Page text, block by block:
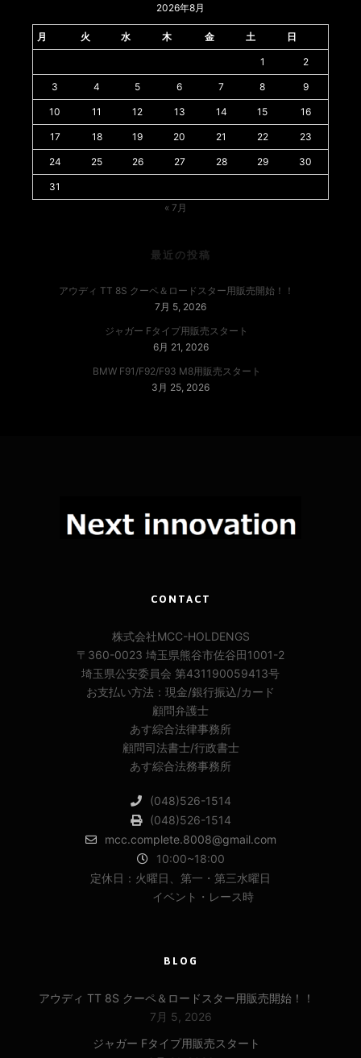
2026年8月
月 火 水 木 金 土 日
1 2
3 4 5 6 7 8 9
10 11 12 13 14 15 16
17 18 19 20 21 22 23
24 25 26 27 28 29 30
31
« 7月
最近の投稿
アウディ TT 8S クーペ＆ロードスター用販売開始！！
7月 5, 2026
ジャガー Fタイプ用販売スタート
6月 21, 2026
BMW F91/F92/F93 M8用販売スタート
3月 25, 2026
CONTACT
株式会社MCC-HOLDENGS
〒360-0023 埼玉県熊谷市佐谷田1001-2
埼玉県公安委員会 第431190059413号
お支払い方法：現金/銀行振込/カード
顧問弁護士
あす綜合法律事務所
顧問司法書士/行政書士
あす綜合法務事務所
(048)526-1514
(048)526-1514
mcc.complete.8008@gmail.com
10:00~18:00
定休日：火曜日、第一・第三水曜日
イベント・レース時
BLOG
アウディ TT 8S クーペ＆ロードスター用販売開始！！
7月 5, 2026
ジャガー Fタイプ用販売スタート